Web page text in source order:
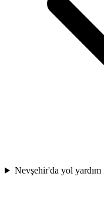
Nevşehir'da yol yardım